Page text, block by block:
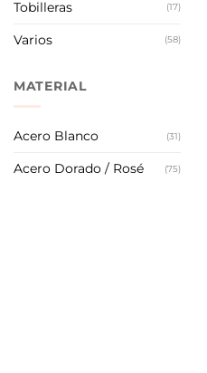
Tobilleras (17)
Varios (58)
MATERIAL
Acero Blanco (31)
Acero Dorado / Rosé (75)